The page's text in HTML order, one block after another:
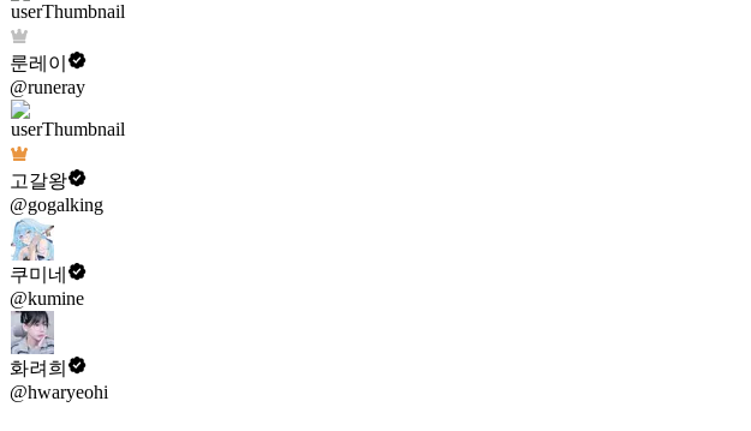
룬레이
@runeray
고갈왕
@gogalking
쿠미네
@kumine
화려희
@hwaryeohi